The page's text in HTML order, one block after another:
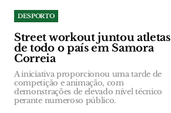
DESPORTO
Street workout juntou atletas
de todo o país em Samora
Correia
A iniciativa proporcionou uma tarde de
competição e animação, com
demonstrações de elevado nível técnico
perante numeroso público.